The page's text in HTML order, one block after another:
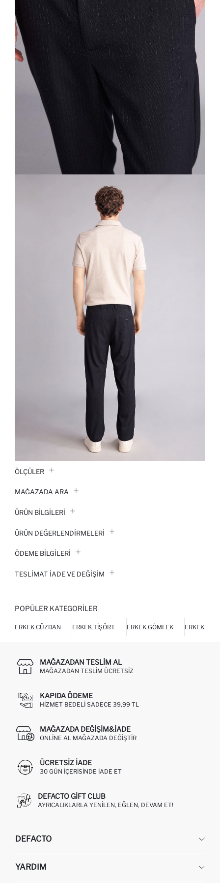
ÖLÇÜLER
MAĞAZADA ARA
ÜRÜN BILGILERI
ÜRÜN DEĞERLENDİRMELERİ
ÖDEME BİLGİLERİ
TESLIMAT İADE VE DEĞIŞIM
POPÜLER KATEGORILER
ERKEK CÜZDAN ERKEK TIŞÖRT ERKEK GÖMLEK ERKEK
MAĞAZADAN TESLIM AL
MAĞAZADAN TESLIM ÜCRETSIZ
KAPIDA ÖDEME
HIZMET BEDELI SADECE 39,99 TL
MAĞAZADA DEĞIŞIM&İADE
ONLINE AL MAĞAZADA DEĞIŞTIR
ÜCRETSIZ IADE
30 GÜN IÇERISINDE IADE ET
DEFACTO GIFT CLUB
AYRICALIKLARLA YENILEN, EĞLEN, DEVAM ET!
DEFACTO
HAKKIMIZDA
YARDIM